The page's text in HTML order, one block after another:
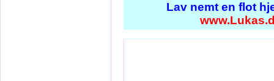
Lav nemt en flot